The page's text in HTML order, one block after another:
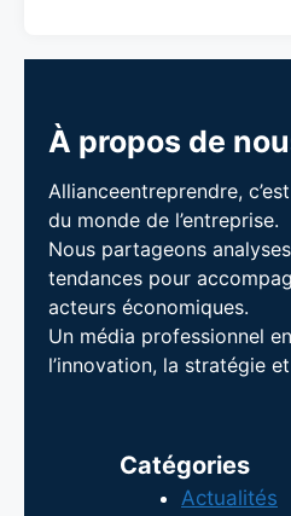
À propos de
Allianceentreprendre,
du monde de l’entreprise.
Nous partageons
tendances pour
acteurs économiques.
Un média professionnel
l’innovation, la stratégie
Catégories
Actualités